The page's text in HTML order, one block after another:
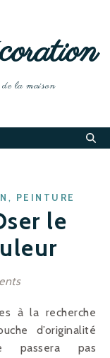
la maison
, PEINTURE
le
d’originalité
passera pas